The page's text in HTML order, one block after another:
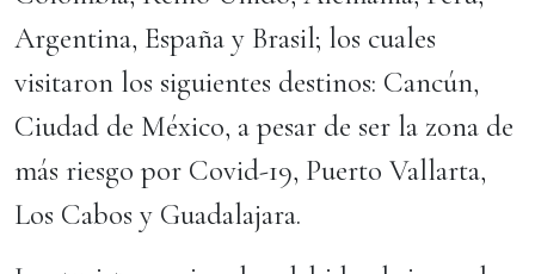
Argentina, España y Brasil; los cuales
visitaron los siguientes destinos: Cancún,
Ciudad de México, a pesar de ser la zona de
más riesgo por Covid-19, Puerto Vallarta,
Los Cabos y Guadalajara.